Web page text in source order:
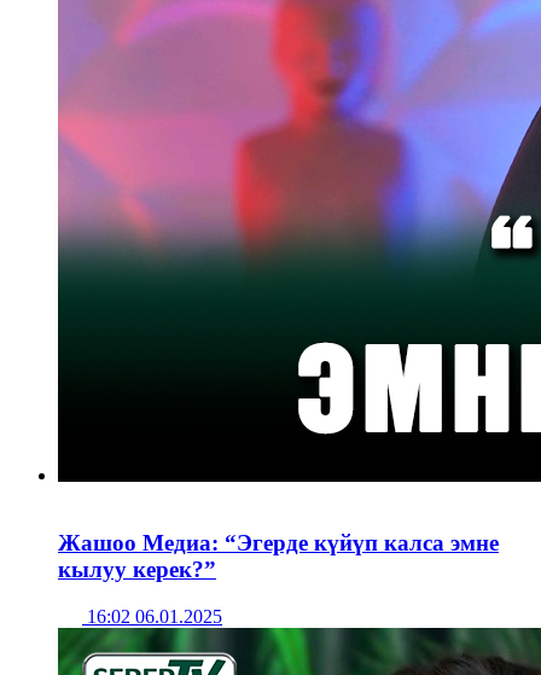
Жашоо Медиа: “Эгерде күйүп калса эмне
кылуу керек?”
16:02 06.01.2025